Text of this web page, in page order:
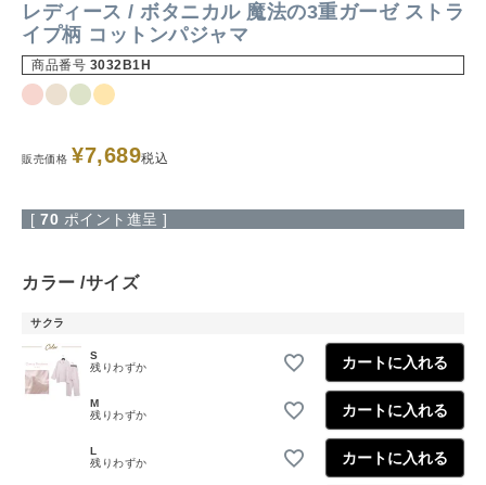
レディース / ボタニカル 魔法の3重ガーゼ ストラ
イプ柄 コットンパジャマ
商品番号 3032B1H
販売価格 ¥7,689税込
[ 70 ポイント進呈 ]
カラー サイズ
サクラ
S
残りわずか
カートに入れる
M
残りわずか
カートに入れる
L
残りわずか
カートに入れる